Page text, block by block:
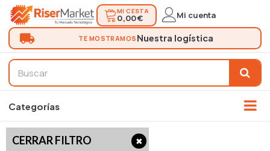
MI CESTA
0,00 € Mi cuenta
CERRAR FILTRO ✖